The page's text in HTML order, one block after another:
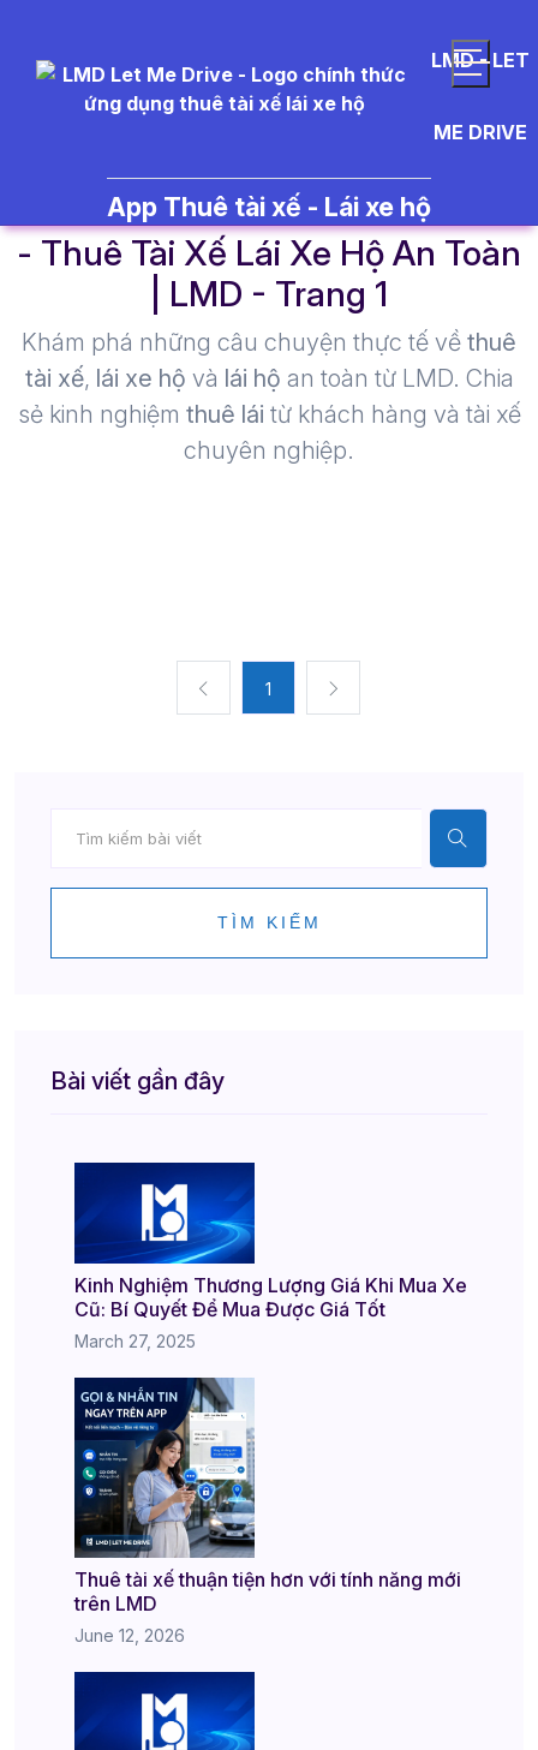
LMD - LET
ME DRIVE
App Thuê tài xế - Lái xe hộ
- Thuê Tài Xế Lái Xe Hộ An Toàn
| LMD - Trang 1​
Khám phá những câu chuyện thực tế về thuê
tài xế, lái xe hộ và lái hộ an toàn từ LMD. Chia
sẻ kinh nghiệm thuê lái từ khách hàng và tài xế
chuyên nghiệp.
1
TÌM KIẾM
Bài viết gần đây
Kinh Nghiệm Thương Lượng Giá Khi Mua Xe
Cũ: Bí Quyết Để Mua Được Giá Tốt
March 27, 2025
Thuê tài xế thuận tiện hơn với tính năng mới
trên LMD
June 12, 2026